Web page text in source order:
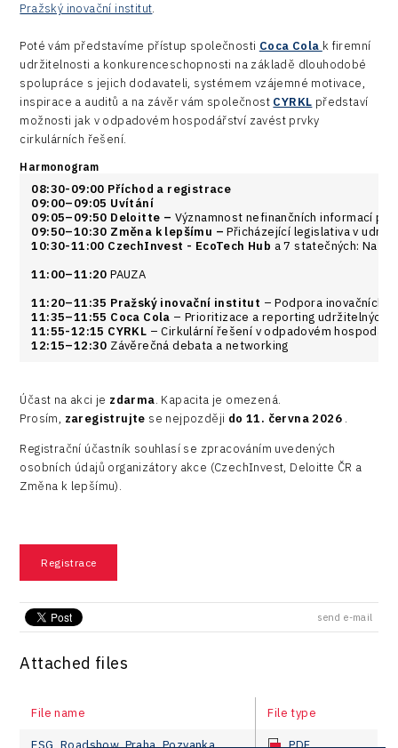
Pražský inovační institut.
Poté vám představíme přístup společnosti Coca Cola k firemní
udržitelnosti a konkurenceschopnosti na základě dlouhodobé
spolupráce s jejich dodavateli, systémem vzájemné motivace,
inspirace a auditů a na závěr vám společnost CYRKL představí
možnosti jak v odpadovém hospodářství zavést prvky
cirkulárních řešení.
Harmonogram
08:30-09:00 Příchod a registrace
09:00–09:05 Uvítání
09:05–09:50 Deloitte – Významnost nefinančních informací
09:50–10:30 Změna k lepšímu –Přicházející legislativa v
10:30-11:00 CzechInvest - EcoTech Hub a 7 statečných: Na
11:00–11:20PAUZA
11:20–11:35 Pražský inovační institut – Podpora inovačních
11:35–11:55 Coca Cola – Prioritizace a reporting udržitelných
11:55-12:15 CYRKL – Cirkulární řešení v odpadovém
12:15–12:30 Závěrečná debata a networking
Účast na akci je zdarma. Kapacita je omezená.
Prosím, zaregistrujte se nejpozději do 11. června 2026 .
Registrační účastník souhlasí se zpracováním uvedených
osobních údajů organizátory akce (CzechInvest, Deloitte ČR a
Změna k lepšímu).
Registrace
send e-mail
Attached files
File name File type
ESG_Roadshow_Praha_Pozvanka PDF